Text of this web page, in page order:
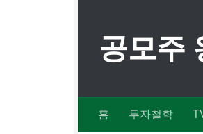
공모주
홈 투자철학